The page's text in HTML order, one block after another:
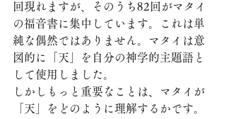
回現れますが、そのうち82回がマタイ
の福音書に集中しています。これは単
純な偶然ではありません。マタイは意
図的に「天」を自分の神学的主題語と
して使用しました。
しかしもっと重要なことは、マタイが
「天」をどのように理解するかです。